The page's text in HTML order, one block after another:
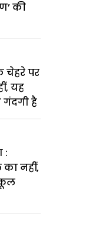
की
चेहरे पर
यह
है
:
का नहीं,